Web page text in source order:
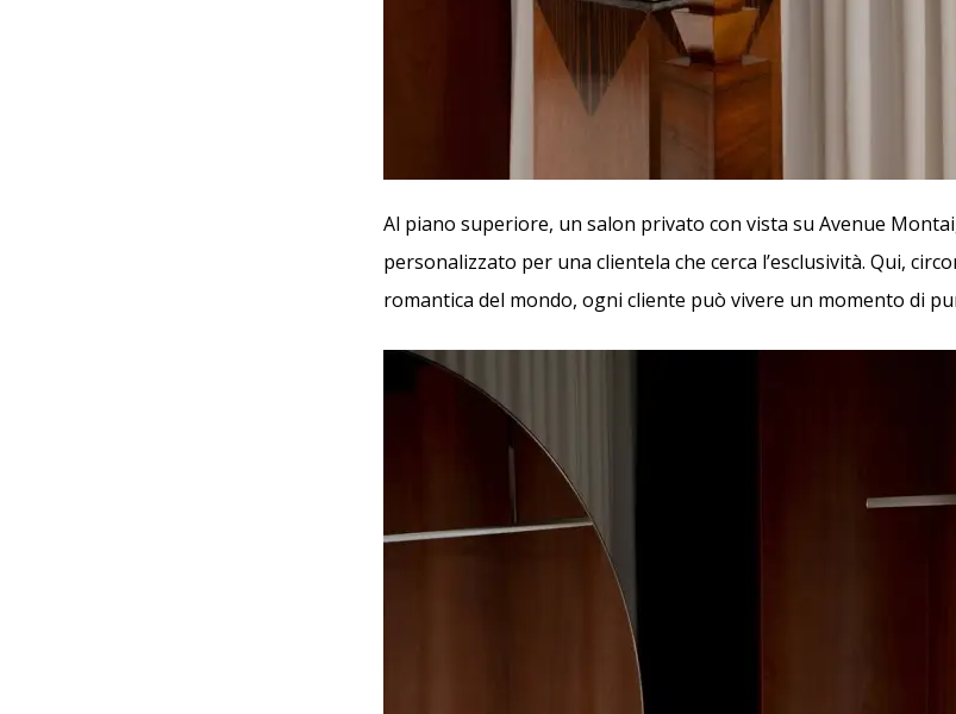
Al piano superiore, un salon privato con vista su Avenue
personalizzato per una clientela che cerca l’esclusività. Qui,
romantica del mondo, ogni cliente può vivere un momento di